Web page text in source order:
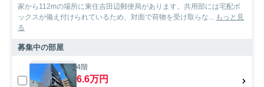
家から112mの場所に東住吉田辺郵便局があります。共用部には宅配ボ
ックスが備え付けられているため、対面で荷物を受け取らな... もっと見
る
募集中の部屋
4階
6.6万円